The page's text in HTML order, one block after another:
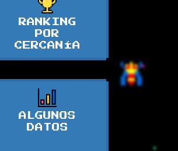
RANKING
POR
CERCANÍA
ALGUNOS
DATOS